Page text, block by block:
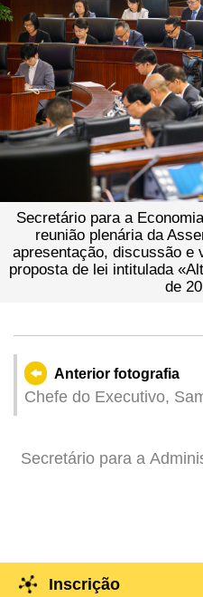
Secretário para a
reunião plenária da
apresentação, discussão e
proposta de lei intitulada
de
Anterior fotografia
Chefe do Executivo,
2025" e gala de
China.
Secretário para a
família».Inscrição